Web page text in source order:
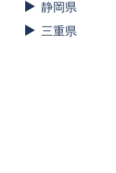
静岡県
三重県